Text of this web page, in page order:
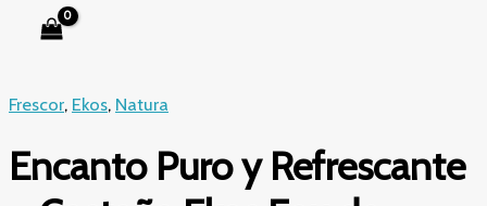
Frescor, Ekos, Natura
Encanto Puro y Refrescante